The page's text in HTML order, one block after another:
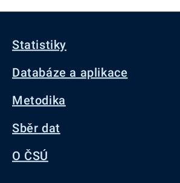
Statistiky
Databáze a aplikace
Metodika
Sběr dat
O ČSÚ